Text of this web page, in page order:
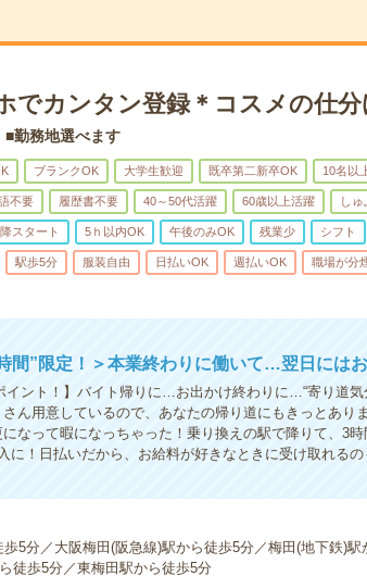
でカンタン登録＊コスメの仕分
勤務地選べます
ブランクOK 大学生歓迎 既卒第二新卒OK 10名以
不要 履歴書不要 40～50代活躍 60歳以上活躍 しゅ
スタート 5ｈ以内OK 午後のみOK 残業少 シフト
駅歩5分 服装自由 日払いOK 週払いOK 職場が分
間”限定！＞本業終わりに働いて…翌日には
イント！】バイト帰りに…お出かけ終わりに…“寄り道気
ん用意しているので、あなたの帰り道にもきっとあり
なって暇になっちゃった！乗り換えの駅で降りて、3
に！日払いだから、お給料が好きなときに受け取れる
歩5分／大阪梅田(阪急線)駅から徒歩5分／梅田(地下鉄)駅
徒歩5分／東梅田駅から徒歩5分